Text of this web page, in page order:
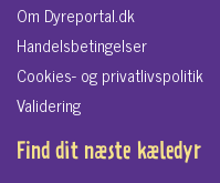
Om Dyreportal.dk
Handelsbetingelser
Cookies- og privatlivspolitik
Validering
Find dit næste kæledyr